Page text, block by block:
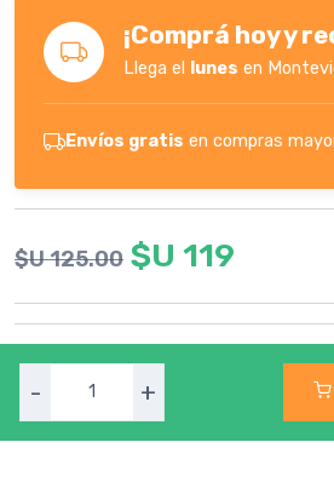
¡Comprá hoy y
Llega el lunes en
Envíos gratis en compras
$U 125.00 $U 119
- +